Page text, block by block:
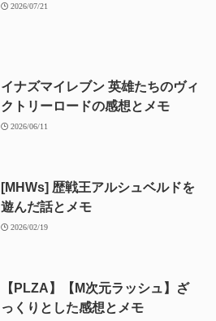
2026/07/21
イナズマイレブン 英雄たちのヴィ
クトリーロードの感想とメモ
2026/06/11
[MHWs] 歴戦王アルシュベルドを
遊んだ話とメモ
2026/02/19
【PLZA】【M次元ラッシュ】ざ
っくりとした感想とメモ